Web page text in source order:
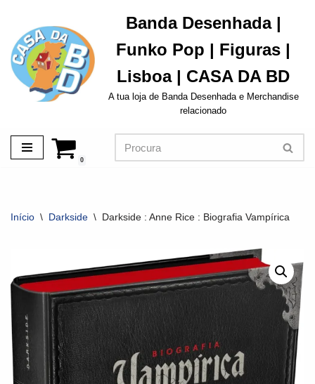
Avançar
para
o
conteúdo
Banda Desenhada |
Funko Pop | Figuras |
Lisboa | CASA DA BD
A tua loja de Banda Desenhada e Merchandise
relacionado
0
Início \ Darkside \ Darkside : Anne Rice : Biografia Vampírica